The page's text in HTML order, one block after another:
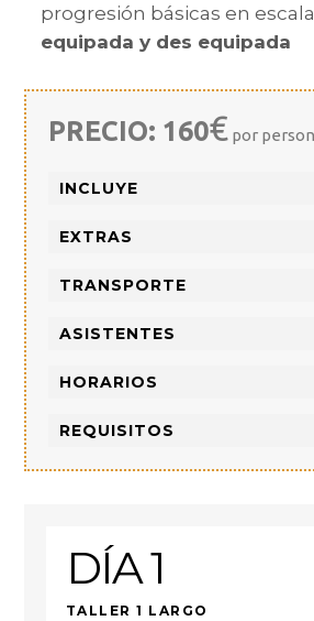
progresión básicas en
equipada y des equipada
PRECIO: 160€por
INCLUYE
EXTRAS
TRANSPORTE
ASISTENTES
HORARIOS
REQUISITOS
DÍA 1
TALLER 1 LARGO